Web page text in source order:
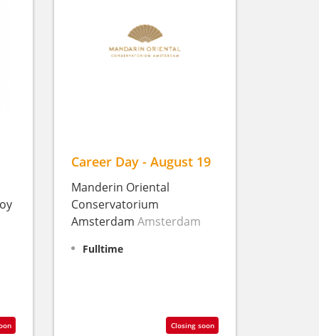
Career Day - August 19
Manderin Oriental
Conservatorium
Amsterdam Amsterdam
Fulltime
Closing soon